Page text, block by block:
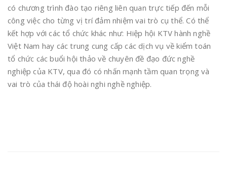
có chương trình đào tạo riêng liên quan trực tiếp đến mỗi
công việc cho từng vị trí đảm nhiệm vai trò cụ thể. Có thể
kết hợp với các tổ chức khác như: Hiệp hội KTV hành nghề
Việt Nam hay các trung cung cấp các dịch vụ về kiểm toán
tổ chức các buổi hội thảo về chuyên đề đạo đức nghề
nghiệp của KTV, qua đó có nhấn mạnh tầm quan trọng và
vai trò của thái độ hoài nghi nghề nghiệp.